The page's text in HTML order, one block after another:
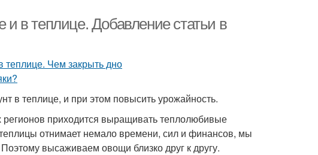
в теплице. Добавление статьи в
в теплице, и при этом повысить урожайность.
приходится выращивать теплолюбивые
отнимает немало времени, сил и финансов, мы
высаживаем овощи близко друг к другу.